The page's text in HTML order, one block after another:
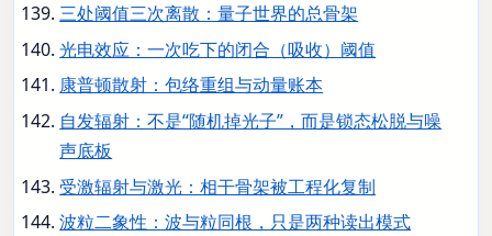
三处阈值三次离散：量子世界的总骨架
光电效应：一次吃下的闭合（吸收）阈值
康普顿散射：包络重组与动量账本
自发辐射：不是“随机掉光子”，而是锁态松脱与噪
声底板
受激辐射与激光：相干骨架被工程化复制
波粒二象性：波与粒同根，只是两种读出模式